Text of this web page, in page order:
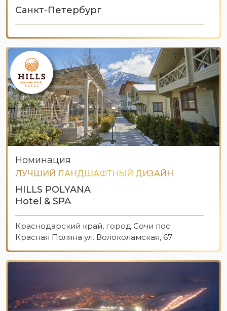
Санкт-Петербург
Номинация
ЛУЧШИЙ ЛАНДШАФТНЫЙ ДИЗАЙН
HILLS POLYANA
Hotel & SPA
Краснодарский край, город Сочи пос.
Красная Поляна ул. Волоколамская, 67